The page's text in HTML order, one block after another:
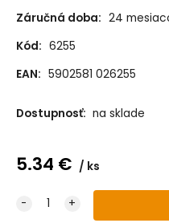
Záručná doba: 24
Kód: 6255
EAN: 5902581 026255
Dostupnosť: na sklade
5.34 € ks